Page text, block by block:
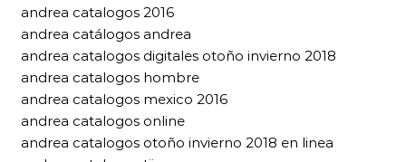
andrea catalogos 2016
andrea catálogos andrea
andrea catalogos digitales otoño invierno 2018
andrea catalogos hombre
andrea catalogos mexico 2016
andrea catalogos online
andrea catalogos otoño invierno 2018 en linea